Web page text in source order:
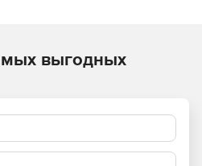
в Российской Федерации.
выгодных